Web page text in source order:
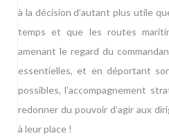
à la décision d’autant plus utile
temps et que les routes
amenant le regard du
essentielles, et en déportant
possibles, l’accompagnement
redonner du pouvoir d’agir aux
à leur place !